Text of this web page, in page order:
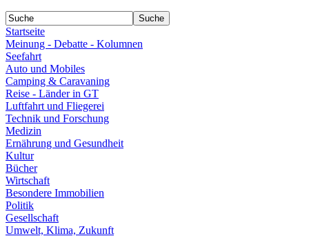
Startseite
Meinung - Debatte - Kolumnen
Seefahrt
Auto und Mobiles
Camping & Caravaning
Reise - Länder in GT
Luftfahrt und Fliegerei
Technik und Forschung
Medizin
Ernährung und Gesundheit
Kultur
Bücher
Wirtschaft
Besondere Immobilien
Politik
Gesellschaft
Umwelt, Klima, Zukunft